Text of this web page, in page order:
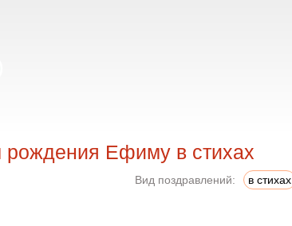
рождения Ефиму в стихах
Вид поздравлений: в стихах